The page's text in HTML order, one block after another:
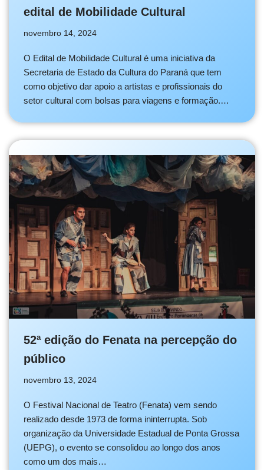
edital de Mobilidade Cultural
novembro 14, 2024
O Edital de Mobilidade Cultural é uma iniciativa da
Secretaria de Estado da Cultura do Paraná que tem
como objetivo dar apoio a artistas e profissionais do
setor cultural com bolsas para viagens e formação.…
52ª edição do Fenata na percepção do
público
novembro 13, 2024
O Festival Nacional de Teatro (Fenata) vem sendo
realizado desde 1973 de forma ininterrupta. Sob
organização da Universidade Estadual de Ponta Grossa
(UEPG), o evento se consolidou ao longo dos anos
como um dos mais…